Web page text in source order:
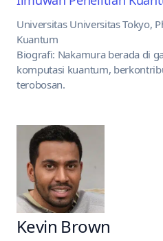
Universitas Universitas Tokyo,
Kuantum
Biografi: Nakamura berada di
komputasi kuantum,
terobosan.
Kevin Brown